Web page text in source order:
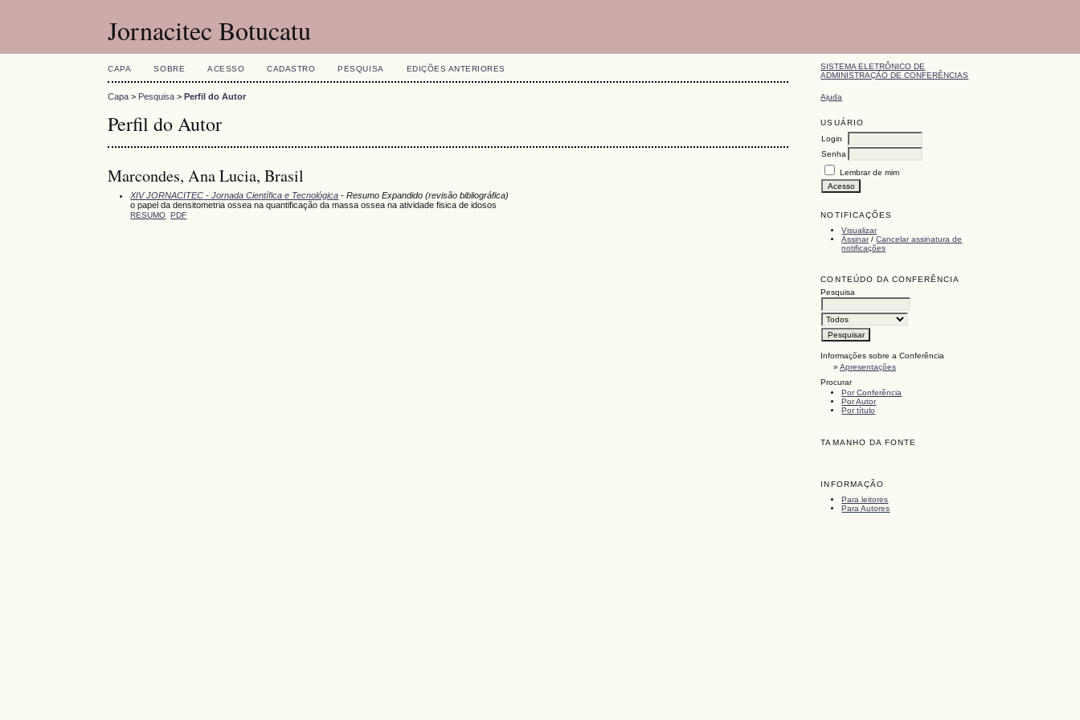
Jornacitec Botucatu
SISTEMA ELETRÔNICO DE
ADMINISTRAÇÃO DE CONFERÊNCIAS
Ajuda
USUÁRIO
Login
Senha
Lembrar de mim
NOTIFICAÇÕES
Visualizar
Assinar/Cancelar assinatura de
notificações
CONTEÚDO DA CONFERÊNCIA
Pesquisa
Informações sobre a Conferência
»Apresentações
Procurar
Por Conferência
Por Autor
Por título
TAMANHO DA FONTE
INFORMAÇÃO
Para leitores
Para Autores
CAPA SOBRE ACESSO CADASTRO PESQUISA EDIÇÕES ANTERIORES
Capa > Pesquisa >Perfil do Autor
Perfil do Autor
Marcondes, Ana Lucia, Brasil
XIV JORNACITEC - Jornada Científica e Tecnológica - Resumo Expandido (revisão bibliográfica)
o papel da densitometria ossea na quantificação da massa ossea na atividade fisica de idosos
RESUMO PDF